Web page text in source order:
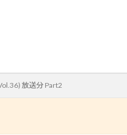
放送分 Part2